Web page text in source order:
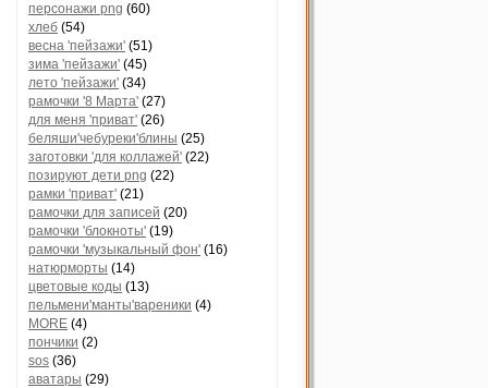
персонажи png (60)
хлеб (54)
весна 'пейзажи' (51)
зима 'пейзажи' (45)
лето 'пейзажи' (34)
рамочки '8 Марта' (27)
для меня 'приват' (26)
беляши'чебуреки'блины (25)
заготовки 'для коллажей' (22)
позируют дети png (22)
рамки 'приват' (21)
рамочки для записей (20)
рамочки 'блокноты' (19)
рамочки 'музыкальный фон' (16)
натюрморты (14)
цветовые коды (13)
пельмени'манты'вареники (4)
MORE (4)
пончики (2)
sos (36)
аватары (29)